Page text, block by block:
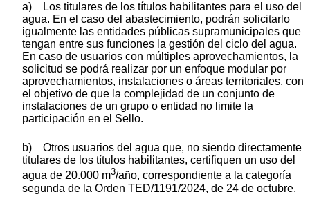
a) Los titulares de los títulos habilitantes para el uso del
agua. En el caso del abastecimiento, podrán solicitarlo
igualmente las entidades públicas supramunicipales que
tengan entre sus funciones la gestión del ciclo del agua.
En caso de usuarios con múltiples aprovechamientos, la
solicitud se podrá realizar por un enfoque modular por
aprovechamientos, instalaciones o áreas territoriales, con
el objetivo de que la complejidad de un conjunto de
instalaciones de un grupo o entidad no limite la
participación en el Sello.
b) Otros usuarios del agua que, no siendo directamente
titulares de los títulos habilitantes, certifiquen un uso del
agua de 20.000 m3/año, correspondiente a la categoría
segunda de la Orden TED/1191/2024, de 24 de octubre.